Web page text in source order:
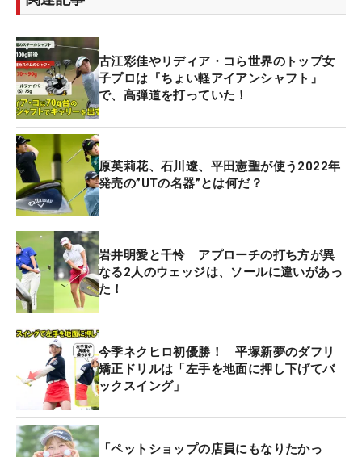
古江彩佳やリディア・コら世界のトップ女
子プロは『ちょい軽アイアンシャフト』
で、高弾道を打っていた！
原英莉花、石川遼、平田憲聖が使う2022年
発売の”UTの名器”とは何だ？
岩井明愛と千怜 アプローチの打ち方が異
なる2人のウェッジは、ソールに違いがあっ
た！
今季ネクヒロ初優勝！ 平塚新夢のダフリ
矯正ドリルは「左手を地面に押し下げてバ
ックスイング」
「ペットショップの店員にもなりたかっ